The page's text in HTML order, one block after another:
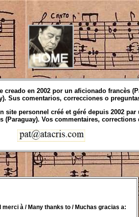
en 2002 por un aficionado francès
Sus comentarios, correcciones o
site personnel créé et géré depuis 2002
(Paraguay). Vos commentaires,
merci à / Many thanks to / Muchas gracias a: